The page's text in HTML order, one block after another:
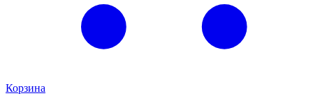
Корзина